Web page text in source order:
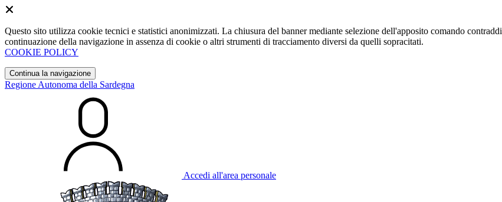
Questo sito utilizza cookie tecnici e statistici anonimizzati. La chiusura del banner mediante selezione dell'apposito comando
continuazione della navigazione in assenza di cookie o altri strumenti di tracciamento diversi da quelli sopracitati.
COOKIE POLICY
Continua la navigazione
Regione Autonoma della Sardegna
Accedi all'area personale